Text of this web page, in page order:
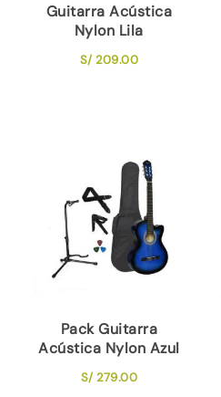
Guitarra Acústica
Nylon Lila
S/209.00
Pack Guitarra
Acústica Nylon Azul
S/279.00